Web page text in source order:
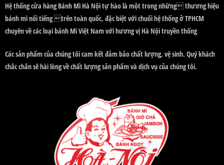
Hệ thống cửa hàng Bánh Mì Hà Nội tự hào là một trong những thương hiệu
bánh mì nổi tiếng trên toàn quốc, đặc biệt với chuổi hệ thống ở TPHCM
chuyên về các loại bánh Mì Việt Nam với hương vị Hà Nội truyền thống
Các sản phẩm của chúng tôi cam kết đảm bảo chất lượng, vệ sinh. Quý khách
chắc chắn sẽ hài lòng về chất lượng sản phẩm và dịch vụ của chúng tôi.